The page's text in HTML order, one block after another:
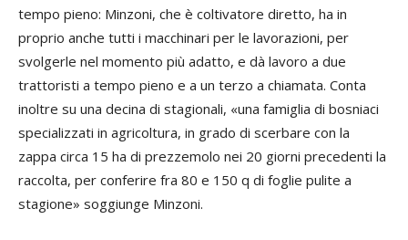
tempo pieno: Minzoni, che è coltivatore diretto, ha in
proprio anche tutti i macchinari per le lavorazioni, per
svolgerle nel momento più adatto, e dà lavoro a due
trattoristi a tempo pieno e a un terzo a chiamata. Conta
inoltre su una decina di stagionali, «una famiglia di bosniaci
specializzati in agricoltura, in grado di scerbare con la
zappa circa 15 ha di prezzemolo nei 20 giorni precedenti la
raccolta, per conferire fra 80 e 150 q di foglie pulite a
stagione» soggiunge Minzoni.